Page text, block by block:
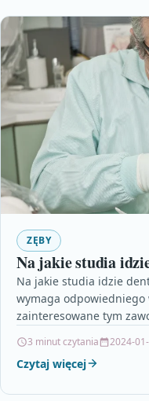
ZĘBY
Na jakie studia
Na jakie studia idzie
wymaga odpowiedniego
zainteresowane tym
3 minut czytania 2024-
Czytaj więcej